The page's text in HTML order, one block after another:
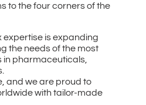
to the four corners of the
expertise is expanding
the needs of the most
pharmaceuticals,
and we are proud to
with tailor-made